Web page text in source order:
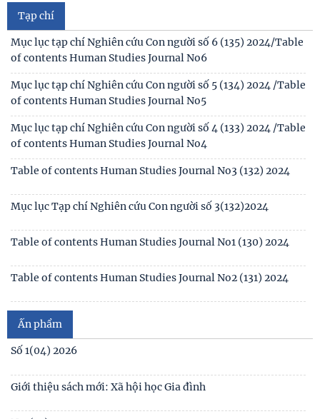
gia sát hạch trình độ hiểu biết chung
Thông báo kết quả kiểm tra điều kiện, tiêu chuẩn, văn
bằng, chứng chỉ đối với thí sinh đăng ký dự
Thông báo 2773/TB-KHXH về Kết quả kiểm tra điều kiện,
tiêu chuẩn, văn bằng, chứng chỉ đối với thí
Tạp chí
Mục lục tạp chí Nghiên cứu Con người số 6 (135) 2024/Table
of contents Human Studies Journal No6
Mục lục tạp chí Nghiên cứu Con người số 5 (134) 2024 /Table
of contents Human Studies Journal No5
Mục lục tạp chí Nghiên cứu Con người số 4 (133) 2024 /Table
of contents Human Studies Journal No4
Table of contents Human Studies Journal No3 (132) 2024
Mục lục Tạp chí Nghiên cứu Con người số 1(130) năm 2024
Ấn phẩm
Số 1(04) 2026
Giới thiệu sách mới: Xã hội học Gia đình
No1(01) 2025